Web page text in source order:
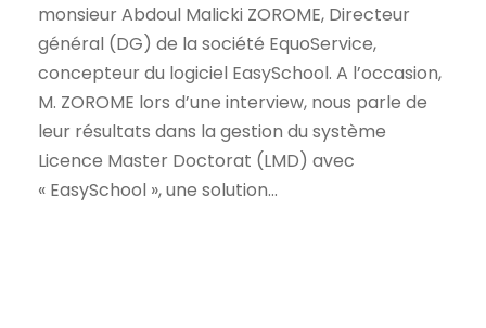
monsieur Abdoul Malicki ZOROME, Directeur
général (DG) de la société EquoService,
concepteur du logiciel EasySchool. A l’occasion,
M. ZOROME lors d’une interview, nous parle de
leur résultats dans la gestion du système
Licence Master Doctorat (LMD) avec
« EasySchool », une solution...